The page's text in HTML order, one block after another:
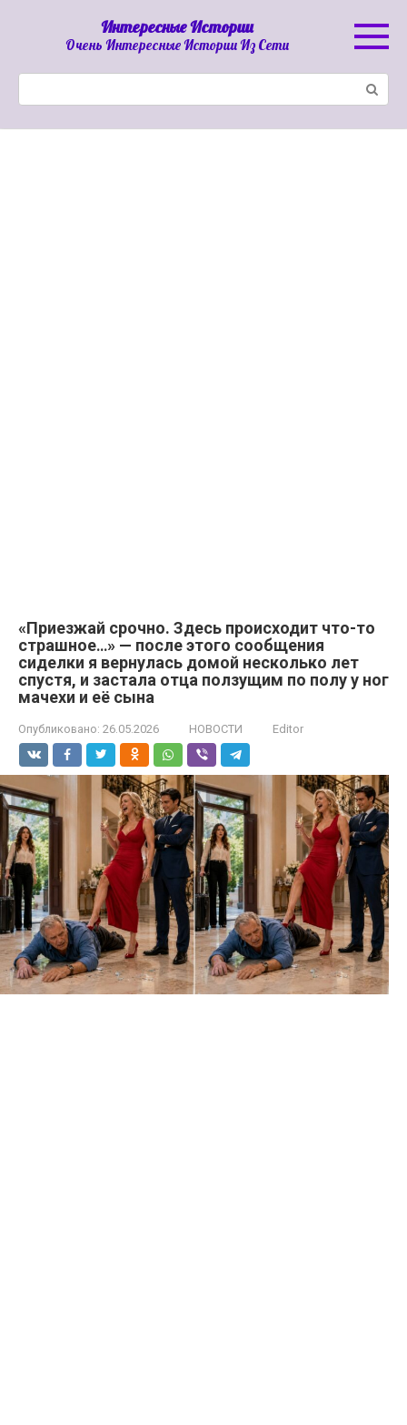
Интересные Истории
Очень Интересные Истории Из Сети
«Приезжай срочно. Здесь происходит что-то
страшное․․․» — после этого сообщения
сиделки я вернулась домой несколько лет
спустя, и застала отца ползущим по полу у ног
мачехи и её сына
Опубликовано: 26.05.2026 НОВОСТИ Editor